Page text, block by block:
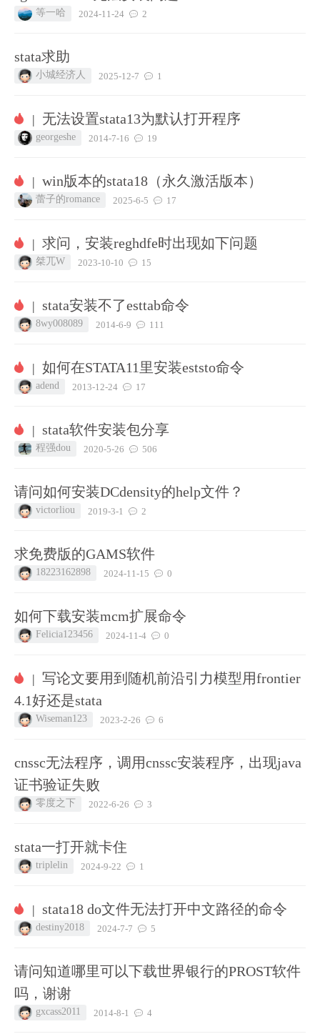
等一哈 2024-11-24 2
stata求助
小城经济人 2025-12-7 1
| 无法设置stata13为默认打开程序
georgeshe 2014-7-16 19
| win版本的stata18（永久激活版本）
蕾子的romance 2025-6-5 17
| 求问，安装reghdfe时出现如下问题
桀兀W 2023-10-10 15
| stata安装不了esttab命令
8wy008089 2014-6-9 111
| 如何在STATA11里安装eststo命令
adend 2013-12-24 17
| stata软件安装包分享
程强dou 2020-5-26 506
请问如何安装DCdensity的help文件？
victorliou 2019-3-1 2
求免费版的GAMS软件
18223162898 2024-11-15 0
如何下载安装mcm扩展命令
Felicia123456 2024-11-4 0
| 写论文要用到随机前沿引力模型用frontier
4.1好还是stata
Wiseman123 2023-2-26 6
cnssc无法程序，调用cnssc安装程序，出现java
证书验证失败
零度之下 2022-6-26 3
stata一打开就卡住
triplelin 2024-9-22 1
| stata18 do文件无法打开中文路径的命令
destiny2018 2024-7-7 5
请问知道哪里可以下载世界银行的PROST软件
吗，谢谢
gxcass2011 2014-8-1 4